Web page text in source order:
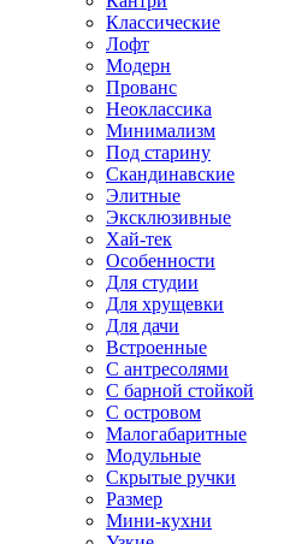
Классические
Лофт
Модерн
Прованс
Неоклассика
Минимализм
Под старину
Скандинавские
Элитные
Эксклюзивные
Хай-тек
Особенности
Для студии
Для хрущевки
Для дачи
Встроенные
С антресолями
С барной стойкой
С островом
Малогабаритные
Модульные
Скрытые ручки
Размер
Мини-кухни